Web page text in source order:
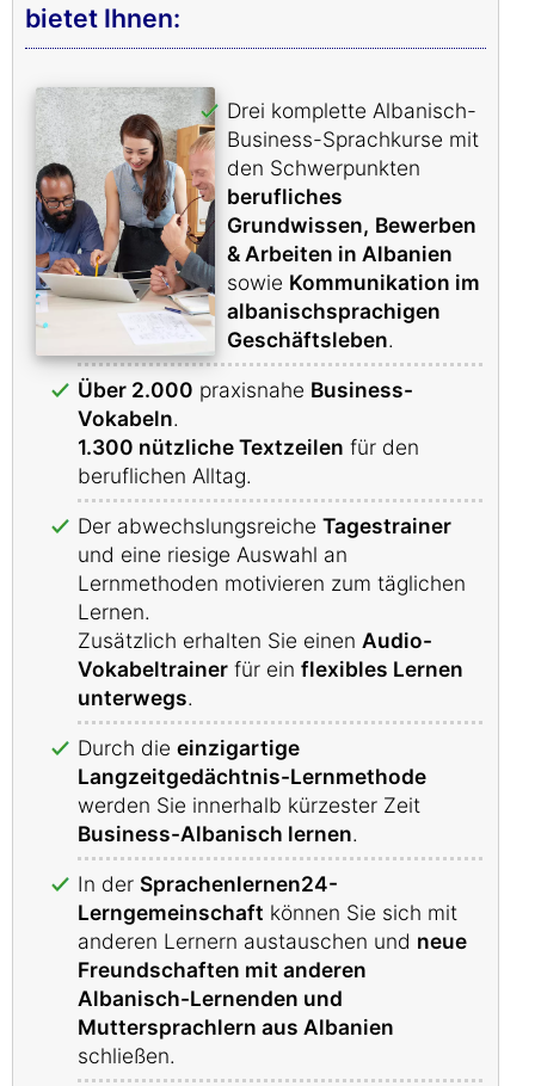
bietet Ihnen:
Drei komplette Albanisch-
Business-Sprachkurse mit
den Schwerpunkten
berufliches
Grundwissen, Bewerben
& Arbeiten in Albanien
sowie Kommunikation im
albanischsprachigen
Geschäftsleben.
Über 2.000 praxisnahe Business-
Vokabeln.
1.300 nützliche Textzeilen für den
beruflichen Alltag.
Der abwechslungsreiche Tagestrainer
und eine riesige Auswahl an
Lernmethoden motivieren zum täglichen
Lernen.
Zusätzlich erhalten Sie einen Audio-
Vokabeltrainer für ein flexibles Lernen
unterwegs.
Durch die einzigartige
Langzeitgedächtnis-Lernmethode
werden Sie innerhalb kürzester Zeit
Business-Albanisch lernen.
In der Sprachenlernen24-
Lerngemeinschaft können Sie sich mit
anderen Lernern austauschen und neue
Freundschaften mit anderen
Albanisch-Lernenden und
Muttersprachlern aus Albanien
schließen.